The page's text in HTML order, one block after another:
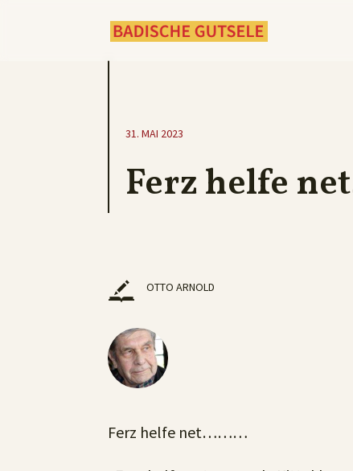
31. MAI 2023
Ferz helfe
OTTO ARNOLD
Ferz helfe net………